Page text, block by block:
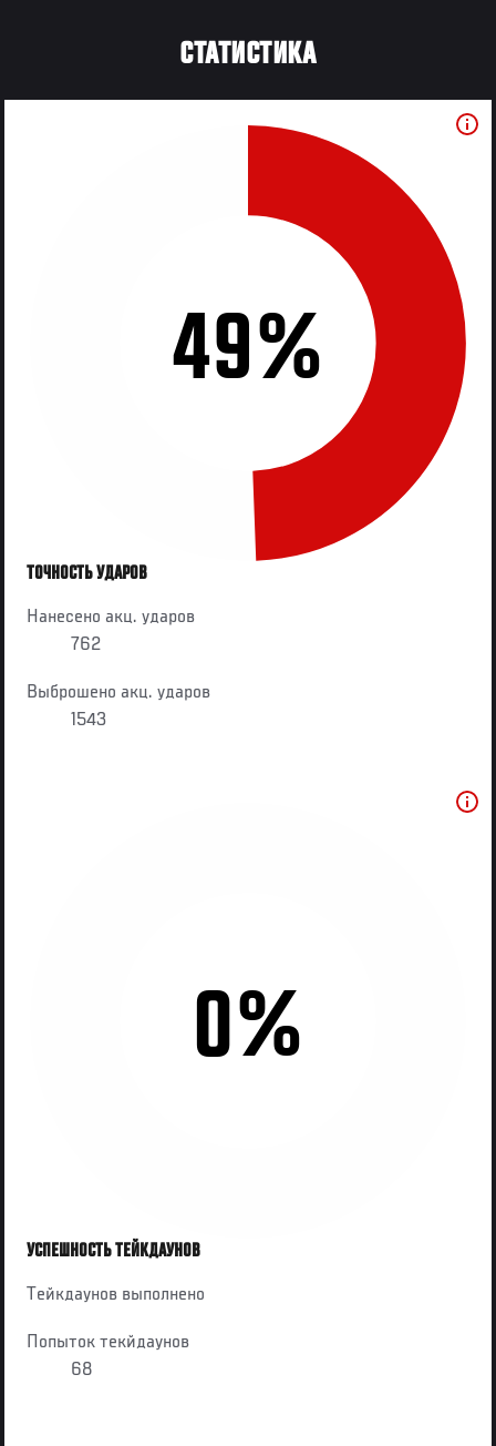
СТАТИСТИКА
49%
ТОЧНОСТЬ УДАРОВ
Нанесено акц. ударов
762
Выброшено акц. ударов
1543
0%
УСПЕШНОСТЬ ТЕЙКДАУНОВ
Тейкдаунов выполнено
Попыток текйдаунов
68